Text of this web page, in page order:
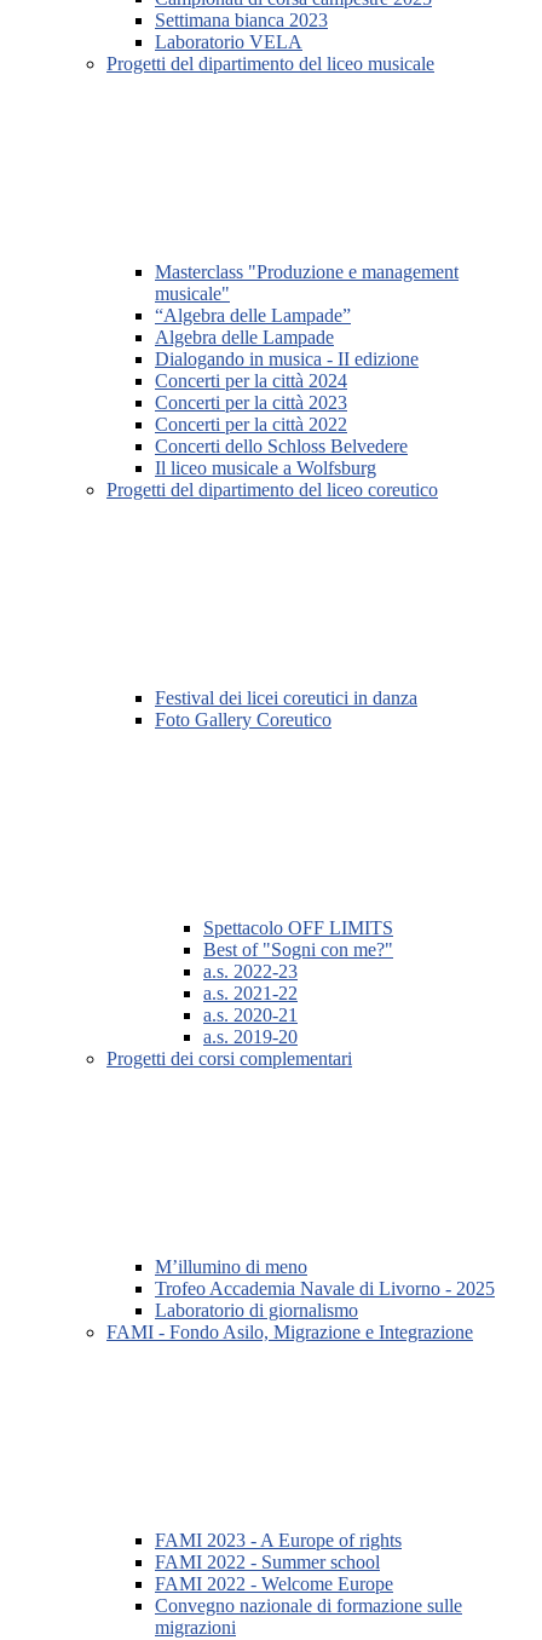
Settimana bianca 2023
Laboratorio VELA
Progetti del dipartimento del liceo musicale
Masterclass "Produzione e management
musicale"
“Algebra delle Lampade”
Algebra delle Lampade
Dialogando in musica - II edizione
Concerti per la città 2024
Concerti per la città 2023
Concerti per la città 2022
Concerti dello Schloss Belvedere
Il liceo musicale a Wolfsburg
Progetti del dipartimento del liceo coreutico
Festival dei licei coreutici in danza
Foto Gallery Coreutico
Spettacolo OFF LIMITS
Best of "Sogni con me?"
a.s. 2022-23
a.s. 2021-22
a.s. 2020-21
a.s. 2019-20
Progetti dei corsi complementari
M’illumino di meno
Trofeo Accademia Navale di Livorno - 2025
Laboratorio di giornalismo
FAMI - Fondo Asilo, Migrazione e Integrazione
FAMI 2023 - A Europe of rights
FAMI 2022 - Summer school
FAMI 2022 - Welcome Europe
Convegno nazionale di formazione sulle
migrazioni